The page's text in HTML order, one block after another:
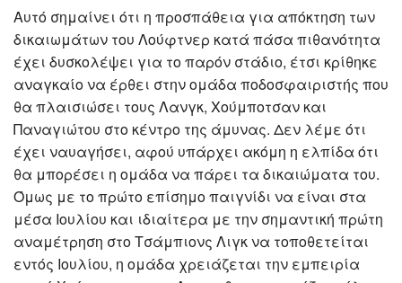
Αυτό σημαίνει ότι η προσπάθεια για απόκτηση των
δικαιωμάτων του Λούφτνερ κατά πάσα πιθανότητα
έχει δυσκολέψει για το παρόν στάδιο, έτσι κρίθηκε
αναγκαίο να έρθει στην ομάδα ποδοσφαιριστής που
θα πλαισιώσει τους Λανγκ, Χούμποτσαν και
Παναγιώτου στο κέντρο της άμυνας. Δεν λέμε ότι
έχει ναυαγήσει, αφού υπάρχει ακόμη η ελπίδα ότι
θα μπορέσει η ομάδα να πάρει τα δικαιώματα του.
Όμως με το πρώτο επίσημο παιγνίδι να είναι στα
μέσα Ιουλίου και ιδιαίτερα με την σημαντική πρώτη
αναμέτρηση στο Τσάμπιονς Λιγκ να τοποθετείται
εντός Ιουλίου, η ομάδα χρειάζεται την εμπειρία